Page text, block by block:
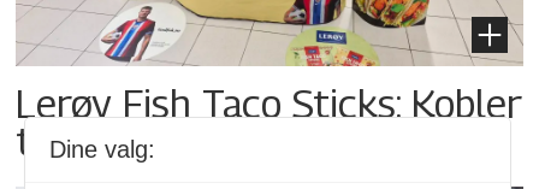
Lerøy Fish Taco Sticks: Kobler
to kategorier
Dine valg: